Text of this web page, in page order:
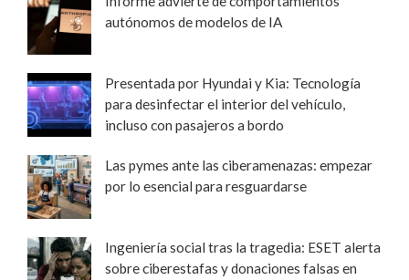
autónomos de modelos de IA
Presentada por Hyundai y Kia: Tecnología
para desinfectar el interior del vehículo,
incluso con pasajeros a bordo
Las pymes ante las ciberamenazas: empezar
por lo esencial para resguardarse
Ingeniería social tras la tragedia: ESET alerta
sobre ciberestafas y donaciones falsas en